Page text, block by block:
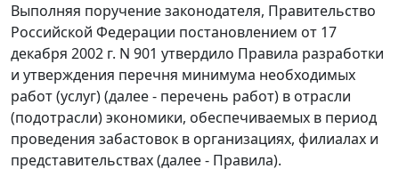
Выполняя поручение законодателя, Правительство
Российской Федерации постановлением от 17
декабря 2002 г. N 901 утвердило Правила разработки
и утверждения перечня минимума необходимых
работ (услуг) (далее - перечень работ) в отрасли
(подотрасли) экономики, обеспечиваемых в период
проведения забастовок в организациях, филиалах и
представительствах (далее - Правила).